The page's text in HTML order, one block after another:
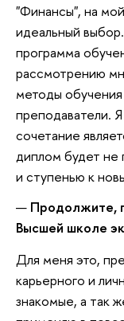
"Финансы", на
идеальный
программа
рассмотрению
методы
преподаватели.
сочетание
диплом будет
и ступенью к
Продолжите,
Высшей школе
Для меня это,
карьерного и
знакомые, а так